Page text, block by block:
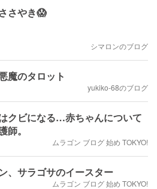
さやき😱
シマロンのブログ
魔のタロット
yukiko-68のブログ
クビになる…赤ちゃんについて
師。
ムラゴン ブログ 始め TOKYO!
、サラゴサのイースター
ムラゴン ブログ 始め TOKYO!